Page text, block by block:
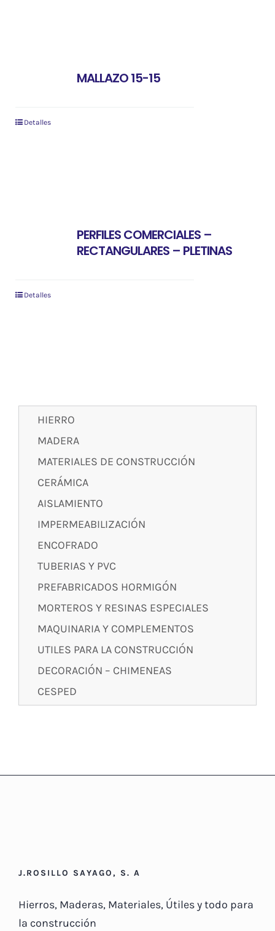
MALLAZO 15-15
Detalles
PERFILES COMERCIALES –
RECTANGULARES – PLETINAS
Detalles
HIERRO
MADERA
MATERIALES DE CONSTRUCCIÓN
CERÁMICA
AISLAMIENTO
IMPERMEABILIZACIÓN
ENCOFRADO
TUBERIAS Y PVC
PREFABRICADOS HORMIGÓN
MORTEROS Y RESINAS ESPECIALES
MAQUINARIA Y COMPLEMENTOS
UTILES PARA LA CONSTRUCCIÓN
DECORACIÓN – CHIMENEAS
CESPED
J.ROSILLO SAYAGO, S. A
Hierros, Maderas, Materiales, Útiles y todo para
la construcción